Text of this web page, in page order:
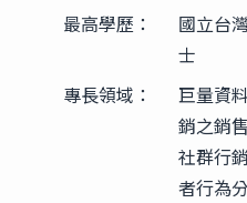
最高學歷：
國立台
士
專長領域：
巨量資
銷之銷
社群行
者行為